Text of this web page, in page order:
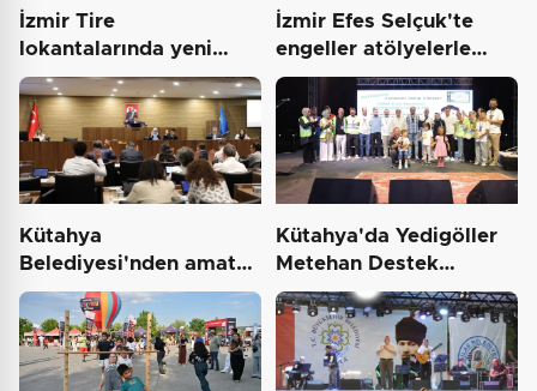
İzmir Tire
lokantalarında yeni
dönem başlıyor
İzmir Efes Selçuk'te
engeller atölyelerle
aşılıyor
Kütahya
Belediyesi'nden amatör
spor kulüplerine tam
destek
Kütahya'da Yedigöller
Metehan Destek
Konserleri start aldı